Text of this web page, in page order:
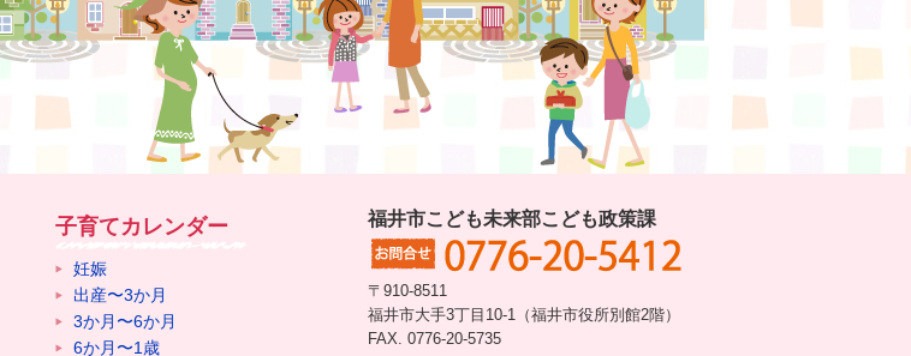
子育てカレンダー
妊娠
出産〜3か月
3か月〜6か月
6か月〜1歳
福井市こども未来部こども政策課
〒910-8511
福井市大手3丁目10-1（福井市役所別館2階）
FAX. 0776-20-5735